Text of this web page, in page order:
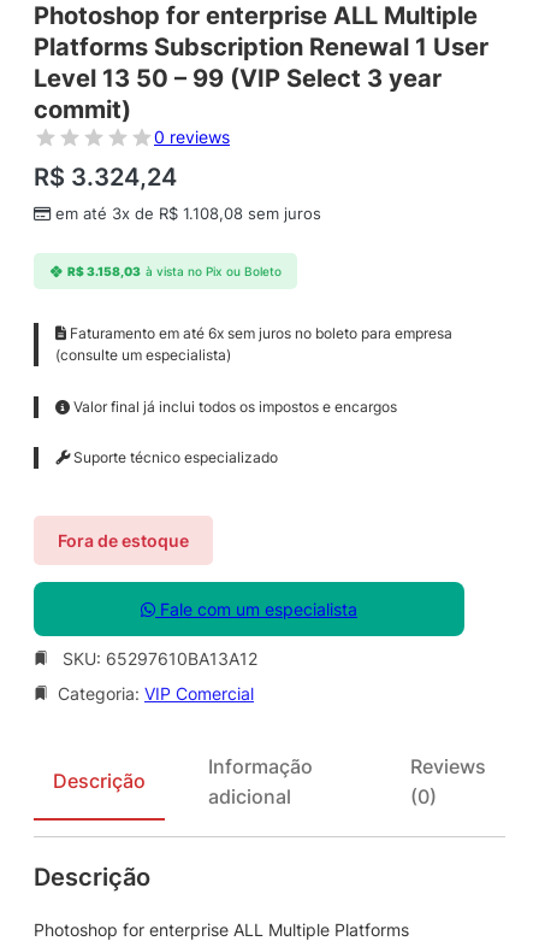
Photoshop for enterprise ALL Multiple
Platforms Subscription Renewal 1 User
Level 13 50 – 99 (VIP Select 3 year
commit)
0 reviews
R$ 3.324,24
em até 3x de R$ 1.108,08 sem juros
R$3.158,03 à vista no Pix ou Boleto
Faturamento em até 6x sem juros no boleto para empresa
(consulte um especialista)
Valor final já inclui todos os impostos e encargos
Suporte técnico especializado
Fora de estoque
Fale com um especialista
SKU: 65297610BA13A12
Categoria: VIP Comercial
Descrição
Informação
adicional
Reviews
(0)
Descrição
Photoshop for enterprise ALL Multiple Platforms